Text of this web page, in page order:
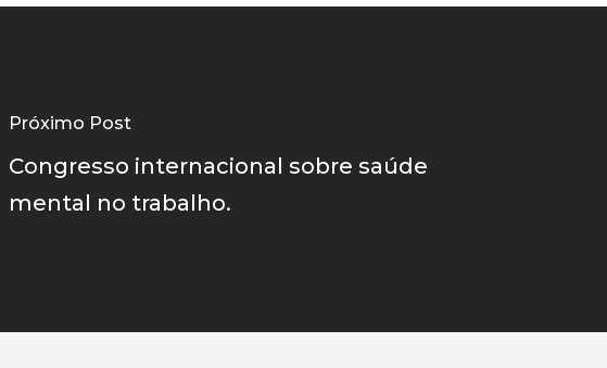
Próximo Post
Congresso internacional sobre saúde
mental no trabalho.